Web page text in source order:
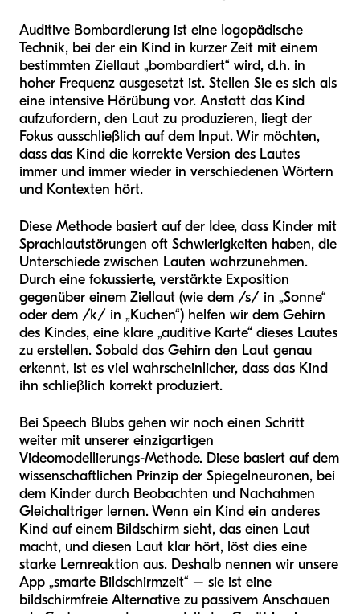
Auditive Bombardierung ist eine logopädische
Technik, bei der ein Kind in kurzer Zeit mit einem
bestimmten Ziellaut „bombardiert“ wird, d.h. in
hoher Frequenz ausgesetzt ist. Stellen Sie es sich als
eine intensive Hörübung vor. Anstatt das Kind
aufzufordern, den Laut zu produzieren, liegt der
Fokus ausschließlich auf dem Input. Wir möchten,
dass das Kind die korrekte Version des Lautes
immer und immer wieder in verschiedenen Wörtern
und Kontexten hört.
Diese Methode basiert auf der Idee, dass Kinder mit
Sprachlautstörungen oft Schwierigkeiten haben, die
Unterschiede zwischen Lauten wahrzunehmen.
Durch eine fokussierte, verstärkte Exposition
gegenüber einem Ziellaut (wie dem /s/ in „Sonne“
oder dem /k/ in „Kuchen“) helfen wir dem Gehirn
des Kindes, eine klare „auditive Karte“ dieses Lautes
zu erstellen. Sobald das Gehirn den Laut genau
erkennt, ist es viel wahrscheinlicher, dass das Kind
ihn schließlich korrekt produziert.
Bei Speech Blubs gehen wir noch einen Schritt
weiter mit unserer einzigartigen
Videomodellierungs-Methode. Diese basiert auf dem
wissenschaftlichen Prinzip der Spiegelneuronen, bei
dem Kinder durch Beobachten und Nachahmen
Gleichaltriger lernen. Wenn ein Kind ein anderes
Kind auf einem Bildschirm sieht, das einen Laut
macht, und diesen Laut klar hört, löst dies eine
starke Lernreaktion aus. Deshalb nennen wir unsere
App „smarte Bildschirmzeit“ – sie ist eine
bildschirmfreie Alternative zu passivem Anschauen